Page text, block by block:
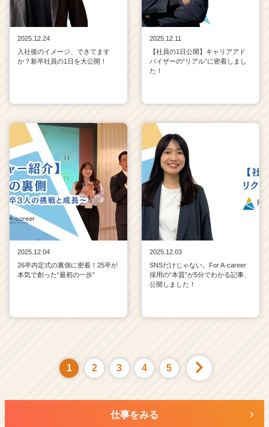
2025.12.24
入社後のイメージ、できてます
か？新卒社員の1日を大公開！
2025.12.11
【社員の1日公開】キャリアアド
バイザーの“リアル”に密着しまし
た！
2025.12.04
26卒内定式の裏側に密着！25卒が
本気で創った“最初の一歩”
2025.12.03
SNSだけじゃない。For A-career
採用の“本質”が5分でわかる記事、
公開しました！
1 2 3 4 5
仕事をみる